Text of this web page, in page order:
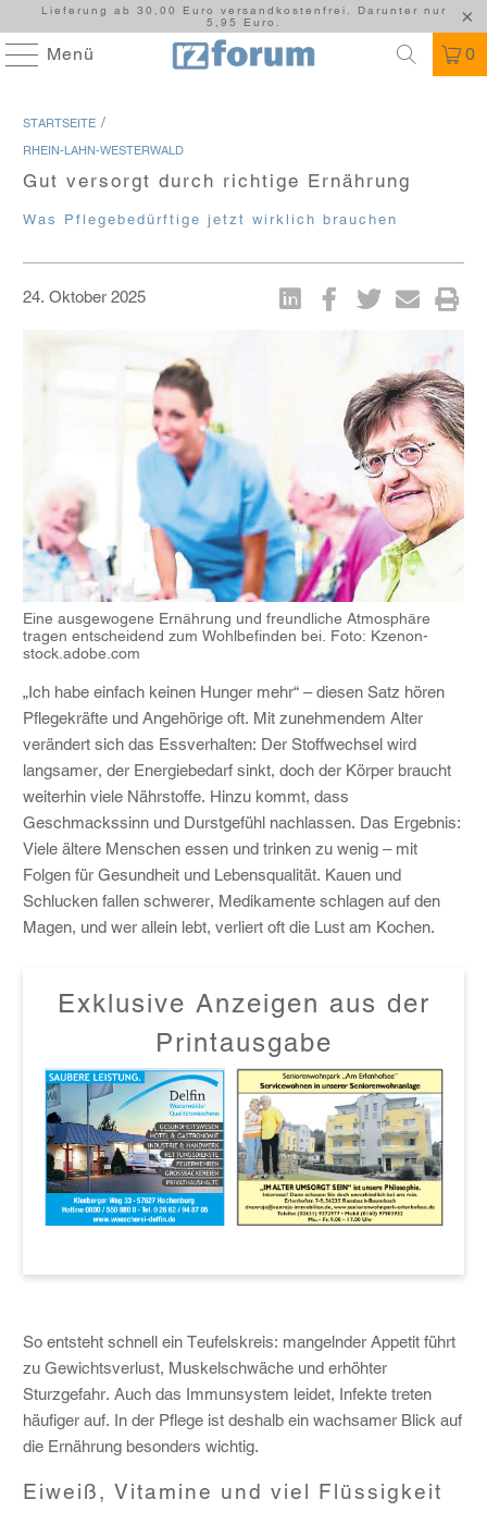
Lieferung ab 30,00 Euro versandkostenfrei. Darunter nur
5,95 Euro.
Menü 0
STARTSEITE /
RHEIN-LAHN-WESTERWALD
Gut versorgt durch richtige Ernährung
Was Pflegebedürftige jetzt wirklich brauchen
24. Oktober 2025
Eine ausgewogene Ernährung und freundliche Atmosphäre
tragen entscheidend zum Wohlbefinden bei. Foto: Kzenon-
stock.adobe.com
„Ich habe einfach keinen Hunger mehr“ – diesen Satz hören
Pflegekräfte und Angehörige oft. Mit zunehmendem Alter
verändert sich das Essverhalten: Der Stoffwechsel wird
langsamer, der Energiebedarf sinkt, doch der Körper braucht
weiterhin viele Nährstoffe. Hinzu kommt, dass
Geschmackssinn und Durstgefühl nachlassen. Das Ergebnis:
Viele ältere Menschen essen und trinken zu wenig – mit
Folgen für Gesundheit und Lebensqualität. Kauen und
Schlucken fallen schwerer, Medikamente schlagen auf den
Magen, und wer allein lebt, verliert oft die Lust am Kochen.
Exklusive Anzeigen aus der
Printausgabe
So entsteht schnell ein Teufelskreis: mangelnder Appetit führt
zu Gewichtsverlust, Muskelschwäche und erhöhter
Sturzgefahr. Auch das Immunsystem leidet, Infekte treten
häufiger auf. In der Pflege ist deshalb ein wachsamer Blick auf
die Ernährung besonders wichtig.
Eiweiß, Vitamine und viel Flüssigkeit